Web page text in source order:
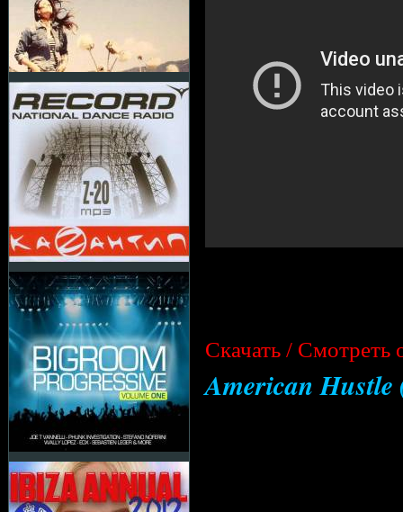
Cкачать / Смотреть
American Hustle